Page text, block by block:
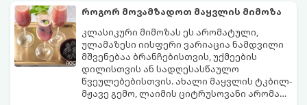
შეწვისას ფორმა იდეალურად შეინარჩუნოს
და არ დაიშალოს.
მომზადების დრო: 20 წუთი (დამატებით
მუხუდოს ჩალბობის დრო: 12-24 საათი)
შეწვის დრო: 10–15 წუთი ულუფა: 20–24 ცალი
ბურთულა (4–6 პორცია)
როგორ მოვამზადოთ მაყვლის მიმოზა
კლასიკური მიმოზას ეს არომატული,
ულამაზესი იისფერი ვარიაცია ნამდვილი
მშვენებაა ბრანჩებისთვის, უქმეების
დილისთვის ან სადღესასწაულო
წვეულებებისთვის. ახალი მაყვლის ტკბილ-
მჟავე გემო, ლაიმის ციტრუსოვანი არომატი